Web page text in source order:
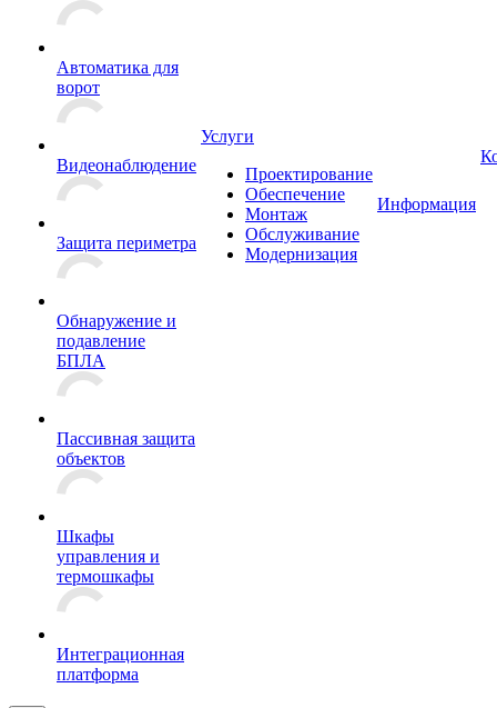
Автоматика для
ворот
Видеонаблюдение
Защита периметра
Обнаружение и
подавление
БПЛА
Пассивная защита
объектов
Шкафы
управления и
термошкафы
Интеграционная
платформа
Услуги
Проектирование
Обеспечение
Монтаж
Обслуживание
Модернизация
Информация